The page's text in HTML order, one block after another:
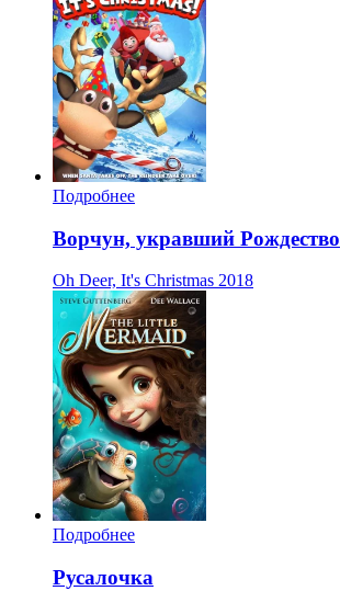
Подробнее
Ворчун, укравший Рождество
Oh Deer, It's Christmas 2018
Подробнее
Русалочка